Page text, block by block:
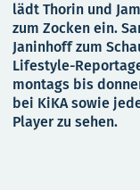
lädt Thorin und
zum Zocken ein.
Janinhoff zum
Lifestyle-
montags bis
bei KiKA sowie
Player zu sehen.